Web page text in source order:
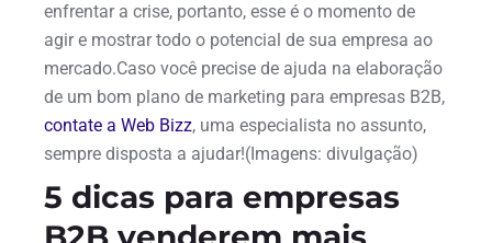
enfrentar a crise, portanto, esse é o momento de
agir e mostrar todo o potencial de sua empresa ao
mercado.Caso você precise de ajuda na elaboração
de um bom plano de marketing para empresas B2B,
contate a Web Bizz, uma especialista no assunto,
sempre disposta a ajudar!(Imagens: divulgação)
5 dicas para empresas